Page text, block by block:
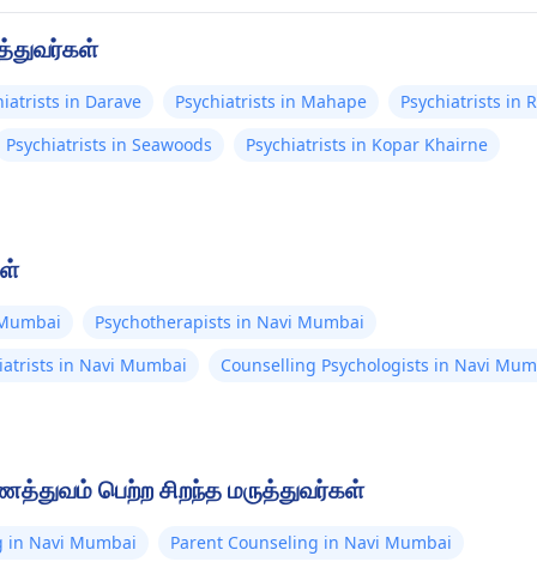
in Darave Psychiatrists in Mahape
Psychiatrists in
Psychiatrists in Seawoods
Psychiatrists in Kopar Khairne
Psychotherapists in Navi Mumbai
in Navi Mumbai
Counselling Psychologists in Navi
பெற்ற சிறந்த மருத்துவர்கள்
in Navi Mumbai
Parent Counseling in Navi Mumbai